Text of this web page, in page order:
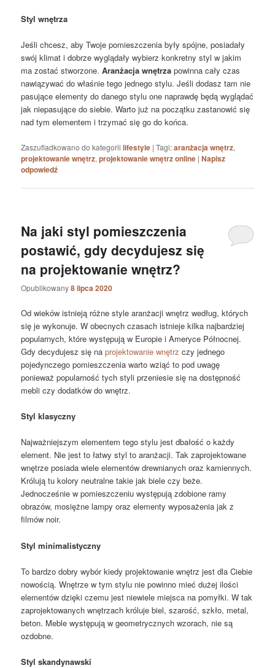
Styl wnętrza
Jeśli chcesz, aby Twoje pomieszczenia były spójne, posiadały
swój klimat i dobrze wyglądały wybierz konkretny styl w jakim
ma zostać stworzone.Aranżacja wnętrza powinna cały czas
nawiązywać do właśnie tego jednego stylu. Jeśli dodasz tam nie
pasujące elementy do danego stylu one naprawdę będą wyglądać
jak niepasujące do siebie. Warto już na początku zastanowić się
nad tym elementem i trzymać się go do końca.
Zaszufladkowano do kategorii lifestyle |Tagi:aranżacja wnętrz,
projektowanie wnętrz,projektowanie wnętrz online |Napisz
odpowiedź
Na jaki styl pomieszczenia
postawić, gdy decydujesz się
na projektowanie wnętrz?
Opublikowany8 lipca 2020
Od wieków istnieją różne style aranżacji wnętrz według, których
się je wykonuje. W obecnych czasach istnieje kilka najbardziej
popularnych, które występują w Europie i Ameryce Północnej.
Gdy decydujesz się naprojektowanie wnętrz czy jednego
pojedynczego pomieszczenia warto wziąć to pod uwagę
ponieważ popularność tych styli przeniesie się na dostępność
mebli czy dodatków do wnętrz.
Styl klasyczny
Najważniejszym elementem tego stylu jest dbałość o każdy
element. Nie jest to łatwy styl to aranżacji. Tak zaprojektowane
wnętrze posiada wiele elementów drewnianych oraz kamiennych.
Królują tu kolory neutralne takie jak biele czy beże.
Jednocześnie w pomieszczeniu występują zdobione ramy
obrazów, mosiężne lampy oraz elementy wyposażenia jak z
filmów noir.
Styl minimalistyczny
To bardzo dobry wybór kiedy projektowanie wnętrz jest dla Ciebie
nowością. Wnętrze w tym stylu nie powinno mieć dużej ilości
elementów dzięki czemu jest niewiele miejsca na pomyłki. W tak
zaprojektowanych wnętrzach króluje biel, szarość, szkło, metal,
beton. Meble występują w geometrycznych wzorach, nie są
ozdobne.
Styl skandynawski